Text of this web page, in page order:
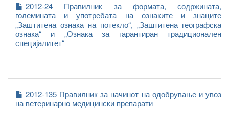
2012-24 Правилник за формата, содржината,
големината и употребата на ознаките и знаците
„Заштитена ознака на потекло“, „Заштитена географска
ознака“ и „Ознака за гарантиран традиционален
специјалитет“
2012-135 Правилник за начинот на одобрување и увоз
на ветеринарно медицински препарати